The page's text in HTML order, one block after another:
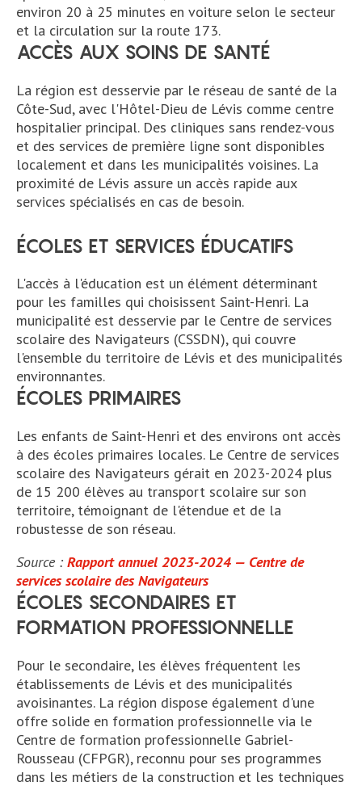
environ 20 à 25 minutes en voiture selon le secteur
et la circulation sur la route 173.
ACCÈS AUX SOINS DE SANTÉ
La région est desservie par le réseau de santé de la
Côte-Sud, avec l'Hôtel-Dieu de Lévis comme centre
hospitalier principal. Des cliniques sans rendez-vous
et des services de première ligne sont disponibles
localement et dans les municipalités voisines. La
proximité de Lévis assure un accès rapide aux
services spécialisés en cas de besoin.
ÉCOLES ET SERVICES ÉDUCATIFS
L'accès à l'éducation est un élément déterminant
pour les familles qui choisissent Saint-Henri. La
municipalité est desservie par le Centre de services
scolaire des Navigateurs (CSSDN), qui couvre
l'ensemble du territoire de Lévis et des municipalités
environnantes.
ÉCOLES PRIMAIRES
Les enfants de Saint-Henri et des environs ont accès
à des écoles primaires locales. Le Centre de services
scolaire des Navigateurs gérait en 2023-2024 plus
de 15 200 élèves au transport scolaire sur son
territoire, témoignant de l'étendue et de la
robustesse de son réseau.
Source : Rapport annuel 2023-2024 — Centre de
services scolaire des Navigateurs
ÉCOLES SECONDAIRES ET
FORMATION PROFESSIONNELLE
Pour le secondaire, les élèves fréquentent les
établissements de Lévis et des municipalités
avoisinantes. La région dispose également d'une
offre solide en formation professionnelle via le
Centre de formation professionnelle Gabriel-
Rousseau (CFPGR), reconnu pour ses programmes
dans les métiers de la construction et les techniques